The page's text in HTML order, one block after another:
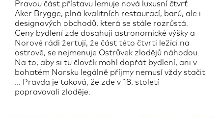
Pravou část přístavu lemuje nová luxusní čtvrť
Aker Brygge, plná kvalitních restaurací, barů, ale i
designových obchodů, která se stále rozrůstá.
Ceny bydlení zde dosahují astronomické výšky a
Norové rádi žertují, že část této čtvrti ležící na
ostrově, se nejmenuje Ostrůvek zlodějů náhodou.
Na to, aby si tu člověk mohl dopřát bydlení, ani v
bohatém Norsku legálně příjmy nemusí vždy stačit
... Pravda je taková, že zde v 18. století
popravovali zloděje.